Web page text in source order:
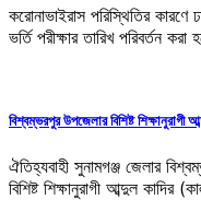
করোনাভাইরাস পরিস্থিতির কারণে
ভর্তি পরীক্ষার তারিখ পরিবর্তন
বিশ্বম্ভরপুর উপজেলার বিশিষ্ট শিক্ষানুরাগী
ঐতিহ্যবাহী সুনামগঞ্জ জেলার
বিশিষ্ট শিক্ষানুরাগী আব্দুল